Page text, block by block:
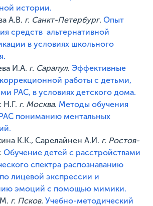
истории.
А.В. г. Санкт-Петербург.Опыт
средств альтернативной
в условиях школьного
И.А. г. Сарапул.Эффективные
работы с детьми,
РАС, в условиях детского дома.
Н.Г. г. Москва. Методы обучения
пониманию ментальных
К.К., Сарелайнен А.И. г. Ростов-
Обучение детей с расстройствами
спектра распознаванию
лицевой экспрессии и
эмоций с помощью мимики.
г. Псков.Учебно-методический